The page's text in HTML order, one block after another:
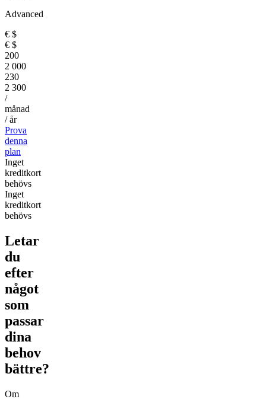
Advanced
€ $
€ $
200
2 000
230
2 300
/
månad
/ år
Prova
denna
plan
Inget
kreditkort
behövs
Inget
kreditkort
behövs
Letar
du
efter
något
som
passar
dina
behov
bättre?
Om